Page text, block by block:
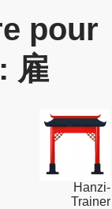
pour
雇
Hanzi-
Trainer